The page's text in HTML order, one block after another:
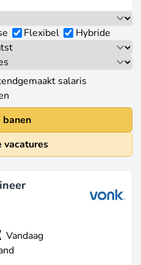
Flexibel Hybride
salaris
banen
vacatures
Vandaag